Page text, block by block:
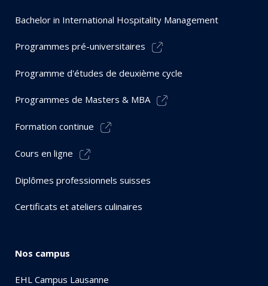
Bachelor in International Hospitality Management
Programmes pré-universitaires
Programme d'études de deuxième cycle
Programmes de Masters & MBA
Formation continue
Cours en ligne
Diplômes professionnels suisses
Certificats et ateliers culinaires
Nos campus
EHL Campus Lausanne